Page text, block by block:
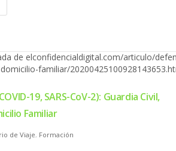
19, SARS-CoV-2): Guardia Civil,
Familiar
de Viaje, Formación